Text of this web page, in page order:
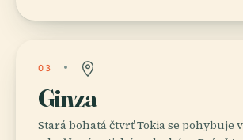
03
Ginza
Stará bohatá čtvrť Tokia se pohybuje